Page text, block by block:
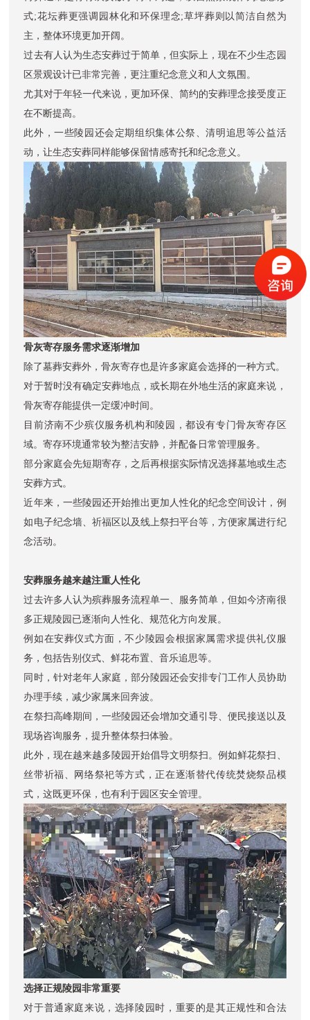
式;花坛葬更强调园林化和环保理念;草坪葬则以简洁自然为
主，整体环境更加开阔。
过去有人认为生态安葬过于简单，但实际上，现在不少生态园
区景观设计已非常完善，更注重纪念意义和人文氛围。
尤其对于年轻一代来说，更加环保、简约的安葬理念接受度正
在不断提高。
此外，一些陵园还会定期组织集体公祭、清明追思等公益活
动，让生态安葬同样能够保留情感寄托和纪念意义。
骨灰寄存服务需求逐渐增加
除了墓葬安葬外，骨灰寄存也是许多家庭会选择的一种方式。
对于暂时没有确定安葬地点，或长期在外地生活的家庭来说，
骨灰寄存能提供一定缓冲时间。
目前济南不少殡仪服务机构和陵园，都设有专门骨灰寄存区
域。寄存环境通常较为整洁安静，并配备日常管理服务。
部分家庭会先短期寄存，之后再根据实际情况选择墓地或生态
安葬方式。
近年来，一些陵园还开始推出更加人性化的纪念空间设计，例
如电子纪念墙、祈福区以及线上祭扫平台等，方便家属进行纪
念活动。
安葬服务越来越注重人性化
过去许多人认为殡葬服务流程单一、服务简单，但如今济南很
多正规陵园已逐渐向人性化、规范化方向发展。
例如在安葬仪式方面，不少陵园会根据家属需求提供礼仪服
务，包括告别仪式、鲜花布置、音乐追思等。
同时，针对老年人家庭，部分陵园还会安排专门工作人员协助
办理手续，减少家属来回奔波。
在祭扫高峰期间，一些陵园还会增加交通引导、便民接送以及
现场咨询服务，提升整体祭扫体验。
此外，现在越来越多陵园开始倡导文明祭扫。例如鲜花祭扫、
丝带祈福、网络祭祀等方式，正在逐渐替代传统焚烧祭品模
式，这既更环保，也有利于园区安全管理。
选择正规陵园非常重要
对于普通家庭来说，选择陵园时，重要的是其正规性和合法